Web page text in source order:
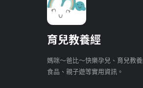
育兒教養經
媽咪～爸比～快樂孕兒、育兒教
食品、親子遊等實用資訊。